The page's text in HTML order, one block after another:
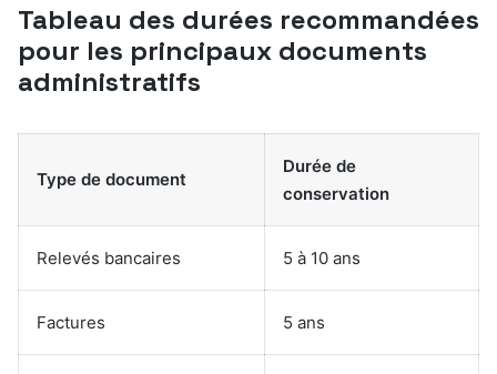
Tableau des durées recommandées
pour les principaux documents
administratifs
Type de document
Durée de
conservation
Relevés bancaires 5 à 10 ans
Factures 5 ans